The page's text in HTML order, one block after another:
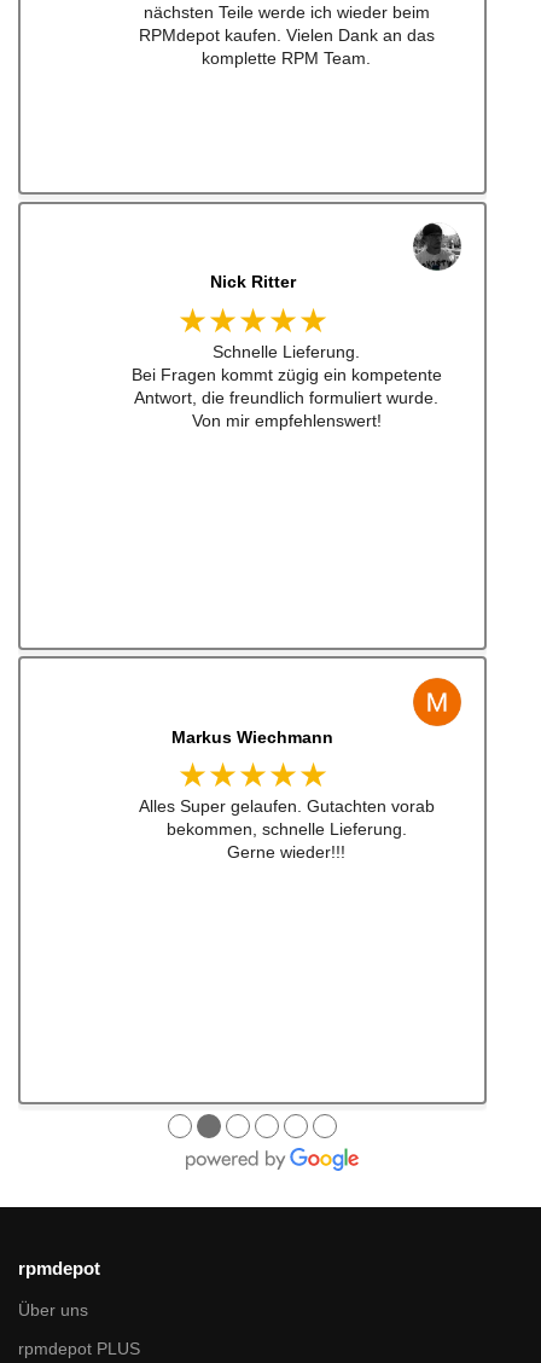
Ich werde bei zukünftigen Projekten hier als
erstes schauen. Mega Auswahl!
Immer gerne wieder:-)
jonas bitter
★★★★★
Hatte das luisi mirage lenkrad für einen sehr
guten Preis bestellt und war nach nicht mal
24h da. Sogar aufkleber waren dabei ... habe
ich schon lange nicht mehr erlebt .
Jens Albert
★★★★★
Super Service, schnelle Bearbeiten und
Lieferung ! Immer wieder gerne !!!
●●●●●●
rpmdepot
Über uns
rpmdepot PLUS